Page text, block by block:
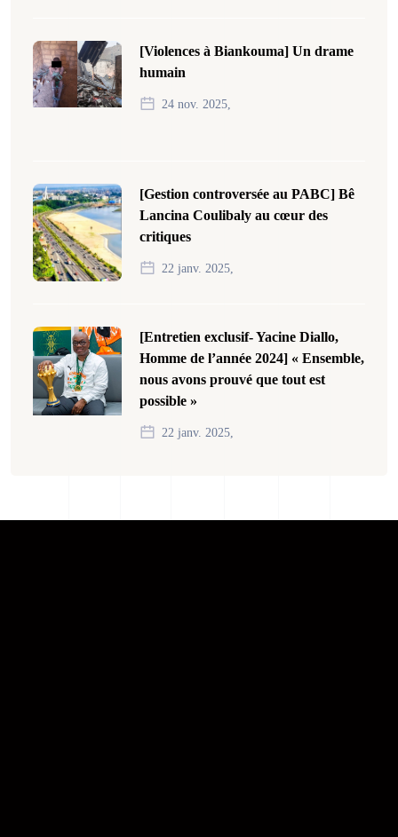
[Violences à Biankouma] Un drame
humain
24 nov. 2025,
[Gestion controversée au PABC] Bê
Lancina Coulibaly au cœur des
critiques
22 janv. 2025,
[Entretien exclusif- Yacine Diallo,
Homme de l’année 2024] « Ensemble,
nous avons prouvé que tout est
possible »
22 janv. 2025,